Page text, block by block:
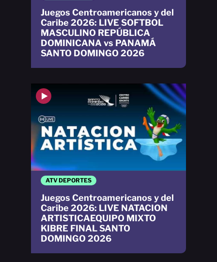
ATV DEPORTES
Juegos Centroamericanos y del
Caribe 2026: LIVE NATACION
ARTISTICAEQUIPO MIXTO
KIBRE FINAL SANTO
DOMINGO 2026
Juegos Centroamericanos y del
Caribe 2026: LIVE SOFTBOL
MASCULINO REPÚBLICA
DOMINICANA vs PANAMÁ
SANTO DOMINGO 2026